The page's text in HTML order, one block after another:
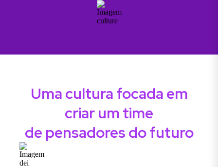
Uma cultura focada em
criar um time
de pensadores do futuro